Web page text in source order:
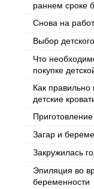
раннем сроке
Снова на
Выбор
Что
покупке
Как правильно
детские
Загар и
Закружилась
Эпиляция во
беременности